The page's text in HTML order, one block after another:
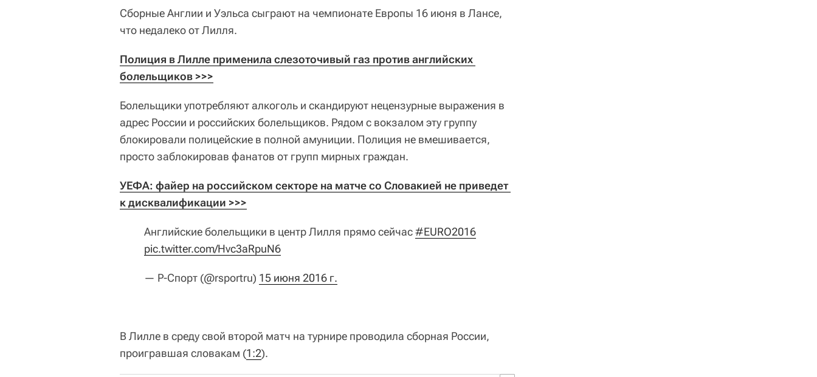
Сборные Англии и Уэльса сыграют на чемпионате Европы 16 июня в Лансе,
что недалеко от Лилля.
Полиция в Лилле применила слезоточивый газ против английских
болельщиков >>>
Болельщики употребляют алкоголь и скандируют нецензурные выражения в
адрес России и российских болельщиков. Рядом с вокзалом эту группу
блокировали полицейские в полной амуниции. Полиция не вмешивается,
просто заблокировав фанатов от групп мирных граждан.
УЕФА: файер на российском секторе на матче со Словакией не приведет
к дисквалификации >>>
Английские болельщики в центр Лилля прямо сейчас#EURO2016
pic.twitter.com/Hvc3aRpuN6
— Р-Спорт (@rsportru) 15 июня 2016 г.
В Лилле в среду свой второй матч на турнире проводила сборная России,
проигравшая словакам (1:2).